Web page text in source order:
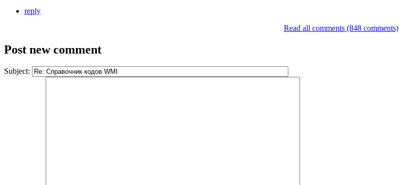
reply
Read all comments (848 comments)
Post new comment
Subject: